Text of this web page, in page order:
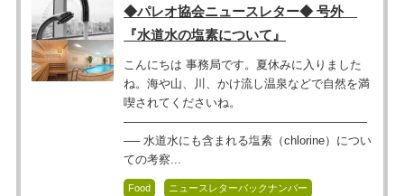
◆パレオ協会ニュースレター◆ 号外
『水道水の塩素について』
こんにちは 事務局です。夏休みに入りました
ね。海や山、川、かけ流し温泉などで自然を満
喫されてくださいね。
──────────────────────────────
── 水道水にも含まれる塩素（chlorine）につい
ての考察...
Food
ニュースレターバックナンバー